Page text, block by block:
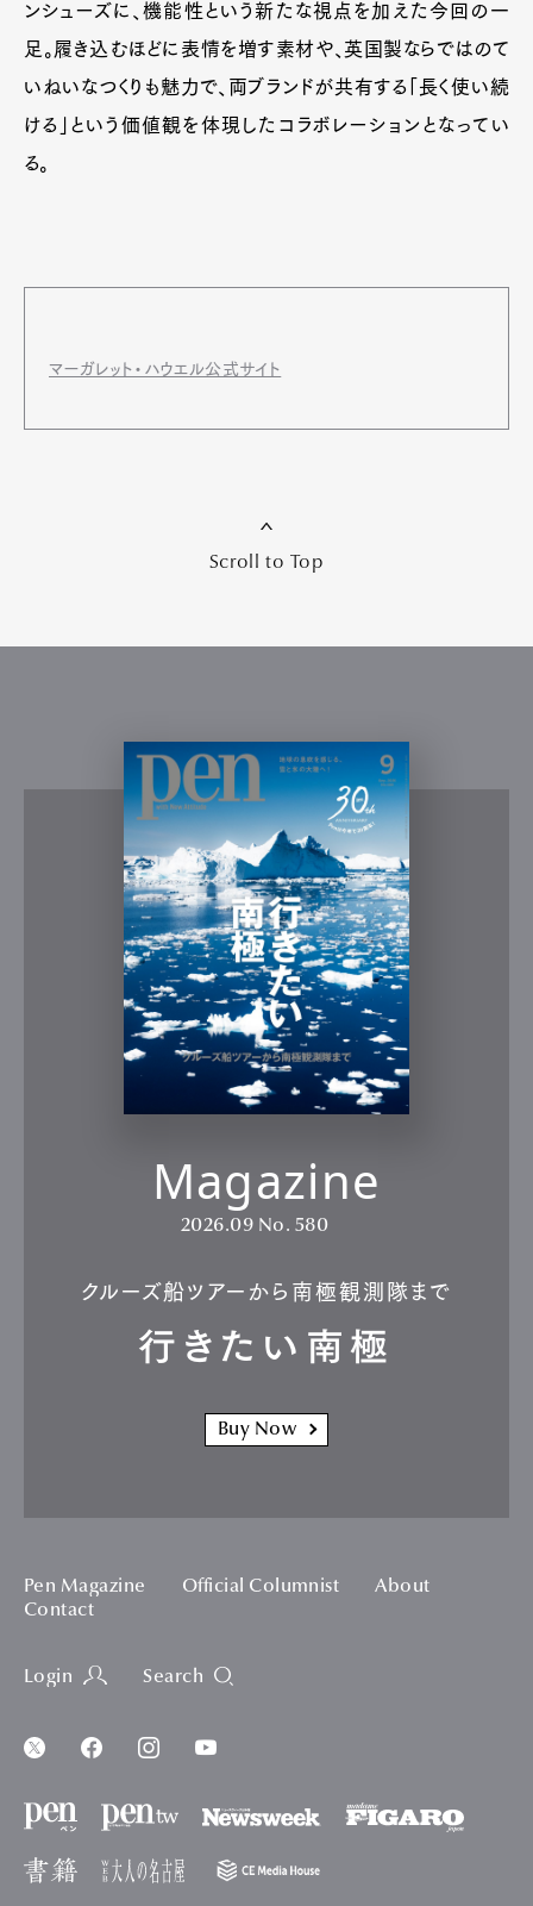
ンシューズに、機能性という新たな視点を加えた今回の一
足。履き込むほどに表情を増す素材や、英国製ならではのて
いねいなつくりも魅力で、両ブランドが共有する「長く使い続
ける」という価値観を体現したコラボレーションとなってい
る。
マーガレット・ハウエル公式サイト
Scroll to Top
Magazine
2026.09 No. 580
クルーズ船ツアーから南極観測隊まで
行きたい南極
Buy Now
Pen Magazine Official Columnist
About
Contact
Login Search